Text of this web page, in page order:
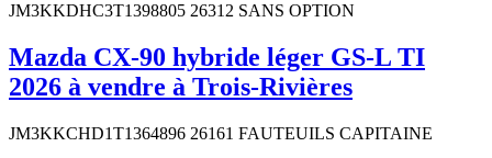
JM3KKDHC3T1398805 26312 SANS OPTION
Mazda CX-90 hybride léger GS-L TI
2026 à vendre à Trois-Rivières
JM3KKCHD1T1364896 26161 FAUTEUILS CAPITAINE